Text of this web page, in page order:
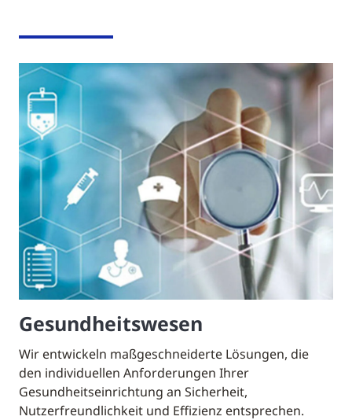
Gesundheitswesen
Wir entwickeln maßgeschneiderte Lösungen, die
den individuellen Anforderungen Ihrer
Gesundheitseinrichtung an Sicherheit,
Nutzerfreundlichkeit und Effizienz entsprechen.